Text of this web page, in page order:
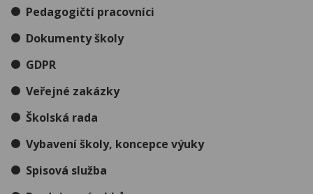
Pedagogičtí pracovníci
Dokumenty školy
GDPR
Veřejné zakázky
Školská rada
Vybavení školy, koncepce výuky
Spisová služba